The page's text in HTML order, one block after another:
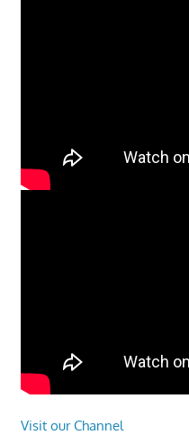
Visit our Channel